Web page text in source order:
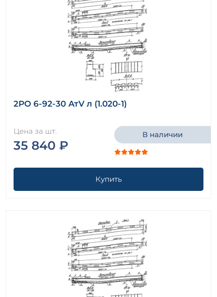
2РО 6-92-30 АтV л (1.020-1)
Цена за шт.
35 840 ₽
В наличии
Купить